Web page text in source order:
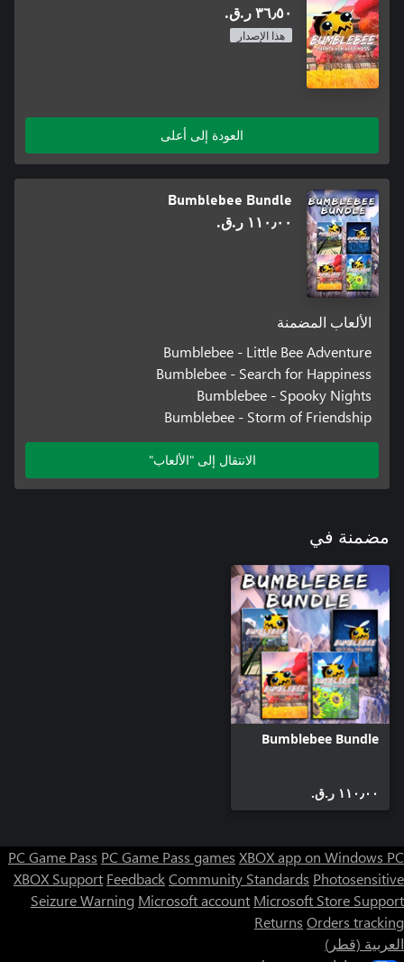
٣٦٫٥٠ ر.ق.‏
هذا الإصدار
العودة إلى أعلى
Bumblebee Bundle
١١٠٫٠٠ ر.ق.‏
الألعاب المضمنة
Bumblebee - Little Bee Adventure
Bumblebee - Search for Happiness
Bumblebee - Spooky Nights
Bumblebee - Storm of Friendship
الانتقال إلى "الألعاب"
مضمنة في
Bumblebee Bundle
١١٠٫٠٠ ر.ق.‏
PC Game Pass PC Game Pass games XBOX app on Windows PC
XBOX Support FeedbackCommunity Standards Photosensitive
Seizure Warning Microsoft account Microsoft Store Support
Returns Orders tracking
العربية (قطر)